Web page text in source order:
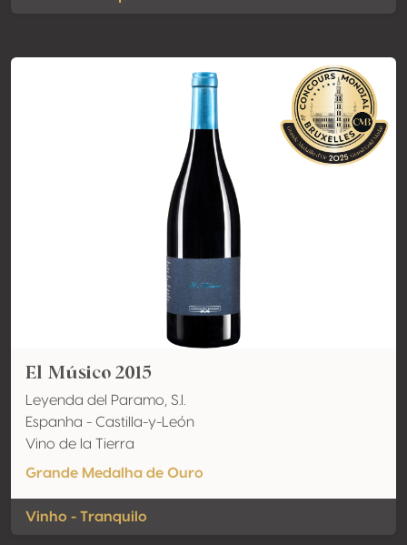
El Músico 2015
Leyenda del Paramo, S.l.
Espanha - Castilla-y-León
Vino de la Tierra
Grande Medalha de Ouro
Vinho - Tranquilo